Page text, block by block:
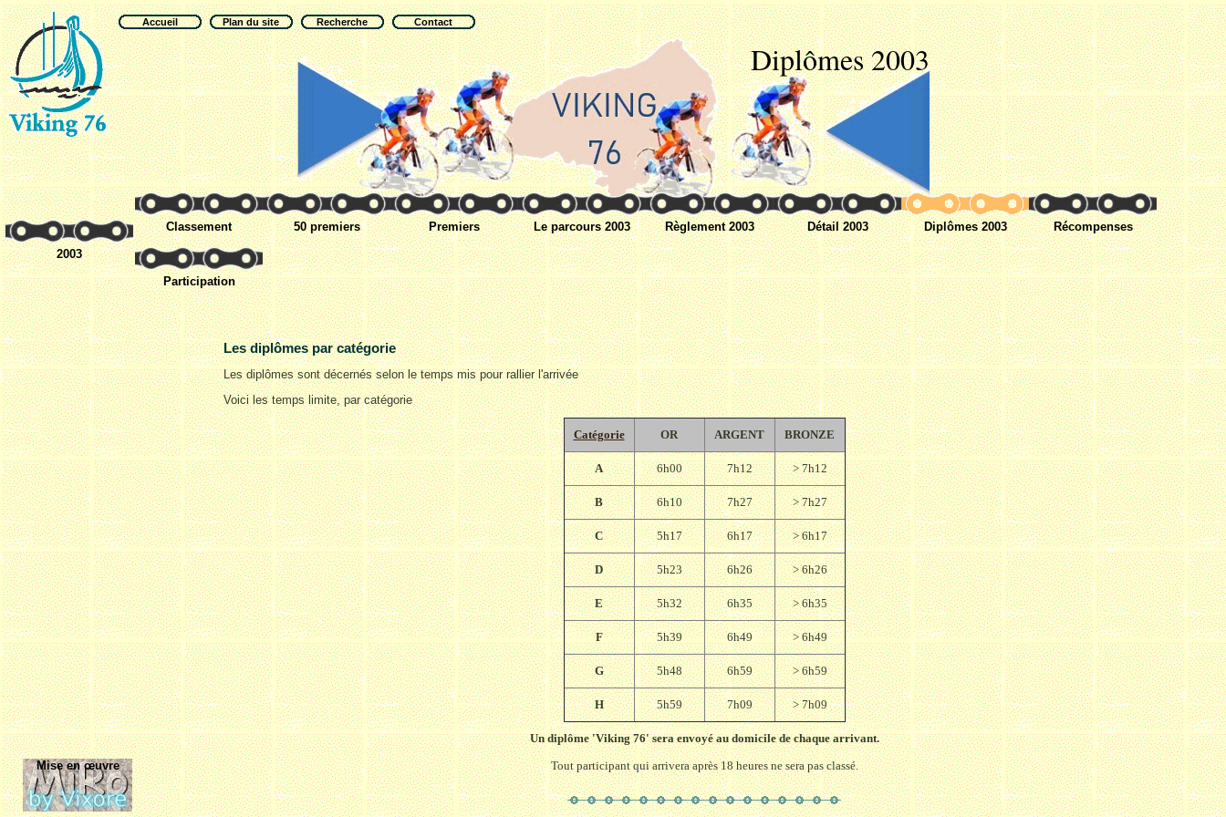
Accueil Plan du site Recherche Contact
Diplômes 2003
2003
Classement 50 premiers Premiers Le parcours 2003 Règlement 2003 Détail 2003 Diplômes 2003 Récompenses
Participation
Mise en œuvre
Les diplômes par catégorie
Les diplômes sont décernés selon le temps mis pour rallier l'arrivée
Voici les temps limite, par catégorie
Catégorie OR ARGENT BRONZE
A 6h00 7h12 > 7h12
B 6h10 7h27 > 7h27
C 5h17 6h17 > 6h17
D 5h23 6h26 > 6h26
E 5h32 6h35 > 6h35
F 5h39 6h49 > 6h49
G 5h48 6h59 > 6h59
H 5h59 7h09 > 7h09
Un diplôme 'Viking 76' sera envoyé au domicile de chaque arrivant.
Tout participant qui arrivera après 18 heures ne sera pas classé.